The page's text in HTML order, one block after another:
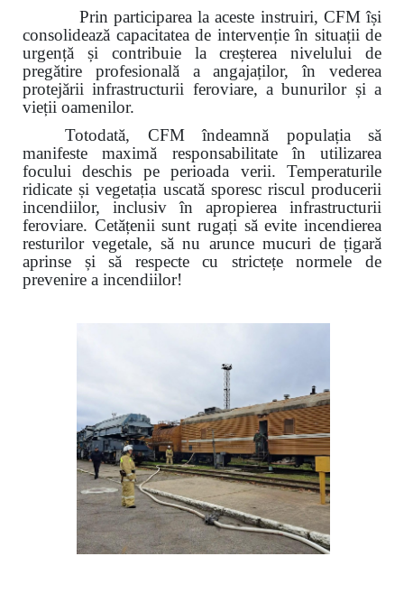
Prin participarea la aceste instruiri, CFM își
consolidează capacitatea de intervenție în situații de
urgență și contribuie la creșterea nivelului de
pregătire profesională a angajaților, în vederea
protejării infrastructurii feroviare, a bunurilor și a
vieții oamenilor.
Totodată, CFM îndeamnă populația să
manifeste maximă responsabilitate în utilizarea
focului deschis pe perioada verii. Temperaturile
ridicate și vegetația uscată sporesc riscul producerii
incendiilor, inclusiv în apropierea infrastructurii
feroviare. Cetățenii sunt rugați să evite incendierea
resturilor vegetale, să nu arunce mucuri de țigară
aprinse și să respecte cu strictețe normele de
prevenire a incendiilor!